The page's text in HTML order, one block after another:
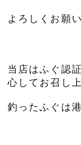
よろしくお願
当店はふぐ認
心してお召し
釣ったふぐは